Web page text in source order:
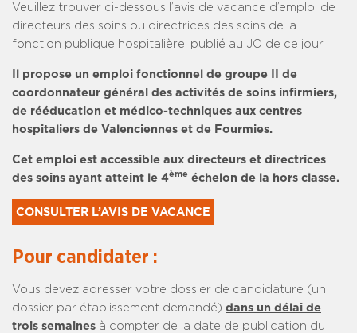
Veuillez trouver ci-dessous l’avis de vacance d’emploi de
directeurs des soins ou directrices des soins de la
fonction publique hospitalière, publié au JO de ce jour.
Il propose un emploi fonctionnel de groupe II
de
coordonnateur général des activités de soins infirmiers,
de rééducation et médico-techniques aux centres
hospitaliers de Valenciennes et de Fourmies.
Cet emploi est accessible aux directeurs et directrices
des soins ayant atteint le 4ème échelon de la hors classe.
CONSULTER L’AVIS DE VACANCE
Pour candidater :
Vous devez adresser votre dossier de candidature (un
dossier par établissement demandé) dans un délai de
trois semaines à compter de la date de publication du